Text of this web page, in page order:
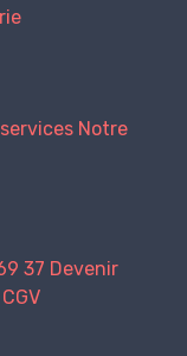
Notre
37 Devenir
CGV